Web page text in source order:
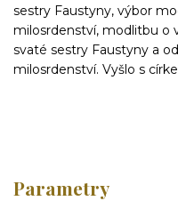
sestry Faustyny, výbor
milosrdenství, modlitbu o
svaté sestry Faustyny a
milosrdenství. Vyšlo s
Parametry